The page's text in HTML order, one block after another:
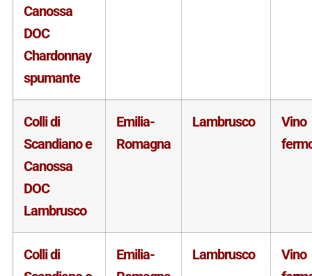
Canossa
DOC
Chardonnay
spumante
Colli di
Scandiano e
Canossa
DOC
Lambrusco
Emilia-
Romagna
Lambrusco
Vino
Colli di
Emilia-
Lambrusco
Vino